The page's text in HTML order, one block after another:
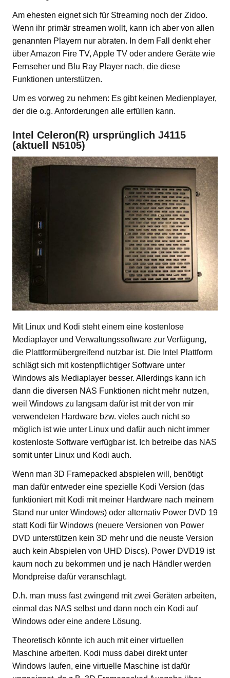
Am ehesten eignet sich für Streaming noch der Zidoo.
Wenn ihr primär streamen wollt, kann ich aber von allen
genannten Playern nur abraten. In dem Fall denkt eher
über Amazon Fire TV, Apple TV oder andere Geräte wie
Fernseher und Blu Ray Player nach, die diese
Funktionen unterstützen.
Um es vorweg zu nehmen: Es gibt keinen Medienplayer,
der die o.g. Anforderungen alle erfüllen kann.
Intel Celeron(R) ursprünglich J4115
(aktuell N5105)
Mit Linux und Kodi steht einem eine kostenlose
Mediaplayer und Verwaltungssoftware zur Verfügung,
die Plattformübergreifend nutzbar ist. Die Intel Plattform
schlägt sich mit kostenpflichtiger Software unter
Windows als Mediaplayer besser. Allerdings kann ich
dann die diversen NAS Funktionen nicht mehr nutzen,
weil Windows zu langsam dafür ist mit der von mir
verwendeten Hardware bzw. vieles auch nicht so
möglich ist wie unter Linux und dafür auch nicht immer
kostenloste Software verfügbar ist. Ich betreibe das NAS
somit unter Linux und Kodi auch.
Wenn man 3D Framepacked abspielen will, benötigt
man dafür entweder eine spezielle Kodi Version (das
funktioniert mit Kodi mit meiner Hardware nach meinem
Stand nur unter Windows) oder alternativ Power DVD 19
statt Kodi für Windows (neuere Versionen von Power
DVD unterstützen kein 3D mehr und die neuste Version
auch kein Abspielen von UHD Discs). Power DVD19 ist
kaum noch zu bekommen und je nach Händler werden
Mondpreise dafür veranschlagt.
D.h. man muss fast zwingend mit zwei Geräten arbeiten,
einmal das NAS selbst und dann noch ein Kodi auf
Windows oder eine andere Lösung.
Theoretisch könnte ich auch mit einer virtuellen
Maschine arbeiten. Kodi muss dabei direkt unter
Windows laufen, eine virtuelle Maschine ist dafür